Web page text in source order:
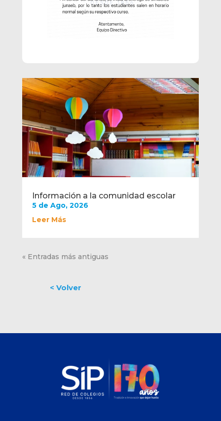
Información a la comunidad escolar
5 de Ago, 2026
Leer Más
« Entradas más antiguas